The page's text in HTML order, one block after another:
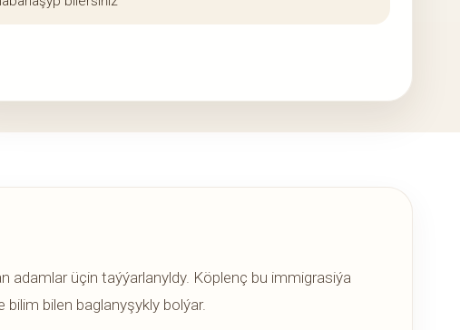
adamlar üçin taýýarlanyldy. Köplenç bu immigrasiýa
bilen baglanyşykly bolýar.